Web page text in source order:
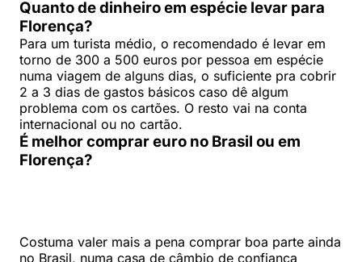
Quanto de dinheiro em espécie levar para
Florença?
Para um turista médio, o recomendado é levar em
torno de 300 a 500 euros por pessoa em espécie
numa viagem de alguns dias, o suficiente pra cobrir
2 a 3 dias de gastos básicos caso dê algum
problema com os cartões. O resto vai na conta
internacional ou no cartão.
É melhor comprar euro no Brasil ou em
Florença?
Costuma valer mais a pena comprar boa parte ainda
no Brasil, numa casa de câmbio de confiança